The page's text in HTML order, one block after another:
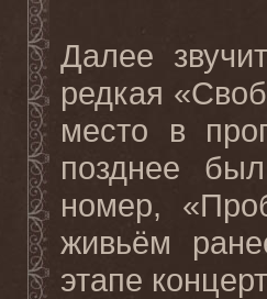
Далее
редкая
место в
позднее
номер,
живьём
этапе